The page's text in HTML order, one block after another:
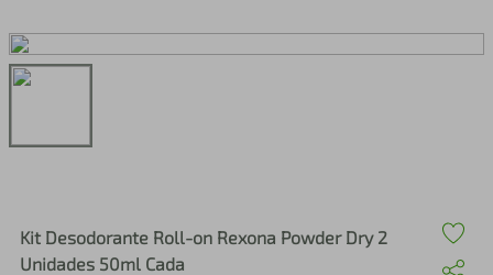
Kit Desodorante Roll-on Rexona Powder Dry 2
Unidades 50ml Cada